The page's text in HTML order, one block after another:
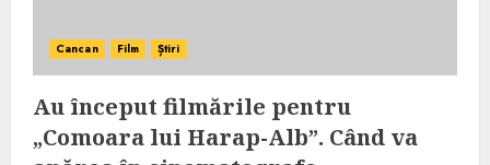
Cancan Film Știri
Au început filmările pentru
„Comoara lui Harap-Alb”. Când va